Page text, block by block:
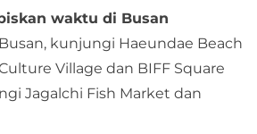
waktu di Busan
kunjungi Haeundae Beach
Village dan BIFF Square
Jagalchi Fish Market dan